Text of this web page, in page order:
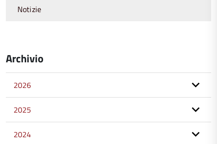
Notizie
Archivio
2026
2025
2024